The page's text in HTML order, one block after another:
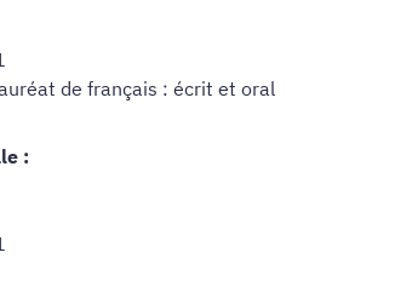
de français : écrit et oral
: